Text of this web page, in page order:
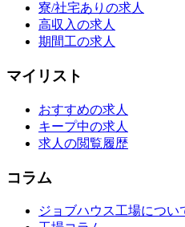
寮/社宅ありの求人
高収入の求人
期間工の求人
マイリスト
おすすめの求人
キープ中の求人
求人の閲覧履歴
コラム
ジョブハウス工場につい